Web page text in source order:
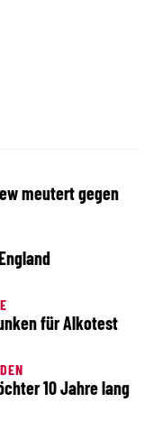
meutert gegen
für Alkotest
10 Jahre lang